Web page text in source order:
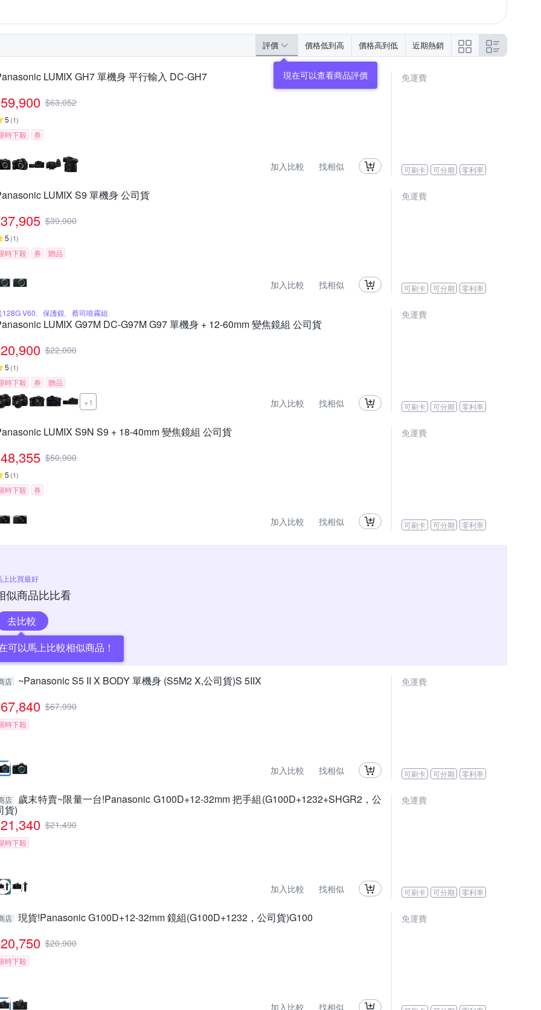
評價 價格低到高 價格高到低 近期熱銷
LUMIX GH7 單機身 平行輸入 DC-GH7
59,900 $63,052
5 (1)
時下殺 券
加入比較 找相似
免運費
可刷卡 可分期 零利率
LUMIX S9 單機身 公司貨
37,905 $39,900
5 (1)
時下殺 券 贈品
加入比較 找相似
免運費
可刷卡 可分期 零利率
128G V60、保護鏡、蔡司噴霧組
LUMIX G97M DC-G97M G97 單機身 + 12-60mm 變焦鏡組 公司貨
20,900 $22,000
5 (1)
時下殺 券 贈品
+1 加入比較 找相似
免運費
可刷卡 可分期 零利率
LUMIX S9N S9 + 18-40mm 變焦鏡組 公司貨
48,355 $50,900
5 (1)
時下殺 券
加入比較 找相似
免運費
可刷卡 可分期 零利率
上比買最好
似商品比比看
去比較
可以馬上比較相似商品！
店 ~Panasonic S5 II X BODY 單機身 (S5M2 X,公司貨)S 5IIX
67,840 $67,990
時下殺
加入比較 找相似
免運費
可刷卡 可分期 零利率
店 歲末特賣~限量一台!Panasonic G100D+12-32mm 把手組(G100D+1232+SHGR2，公
貨)
21,340 $21,490
時下殺
加入比較 找相似
免運費
可刷卡 可分期 零利率
店 現貨!Panasonic G100D+12-32mm 鏡組(G100D+1232，公司貨)G100
20,750 $20,900
時下殺
加入比較 找相似
免運費